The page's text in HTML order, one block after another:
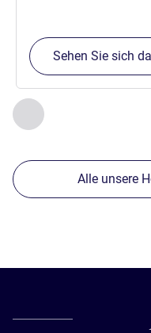
Zurück - Unsere
Seite , Unsere
Sehen Sie sich
Alle unsere